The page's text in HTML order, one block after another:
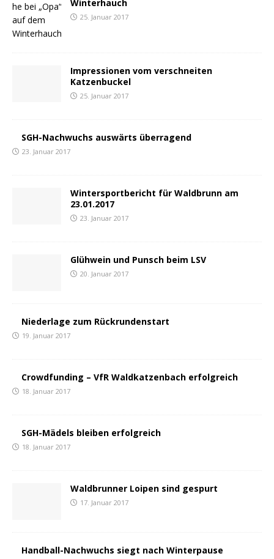
Winterhauch
25. Januar 2017
Impressionen vom verschneiten
Katzenbuckel
25. Januar 2017
SGH-Nachwuchs auswärts überragend
23. Januar 2017
Wintersportbericht für Waldbrunn am
23.01.2017
23. Januar 2017
Glühwein und Punsch beim LSV
20. Januar 2017
Niederlage zum Rückrundenstart
19. Januar 2017
Crowdfunding – VfR Waldkatzenbach erfolgreich
18. Januar 2017
SGH-Mädels bleiben erfolgreich
18. Januar 2017
Waldbrunner Loipen sind gespurt
17. Januar 2017
Handball-Nachwuchs siegt nach Winterpause